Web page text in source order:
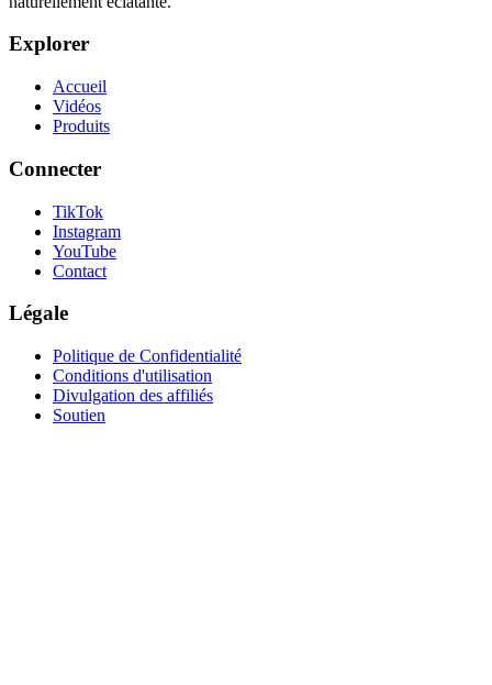
Explorer
Accueil
Vidéos
Produits
Connecter
TikTok
Instagram
YouTube
Contact
Légale
Politique de Confidentialité
Conditions d'utilisation
Divulgation des affiliés
Soutien